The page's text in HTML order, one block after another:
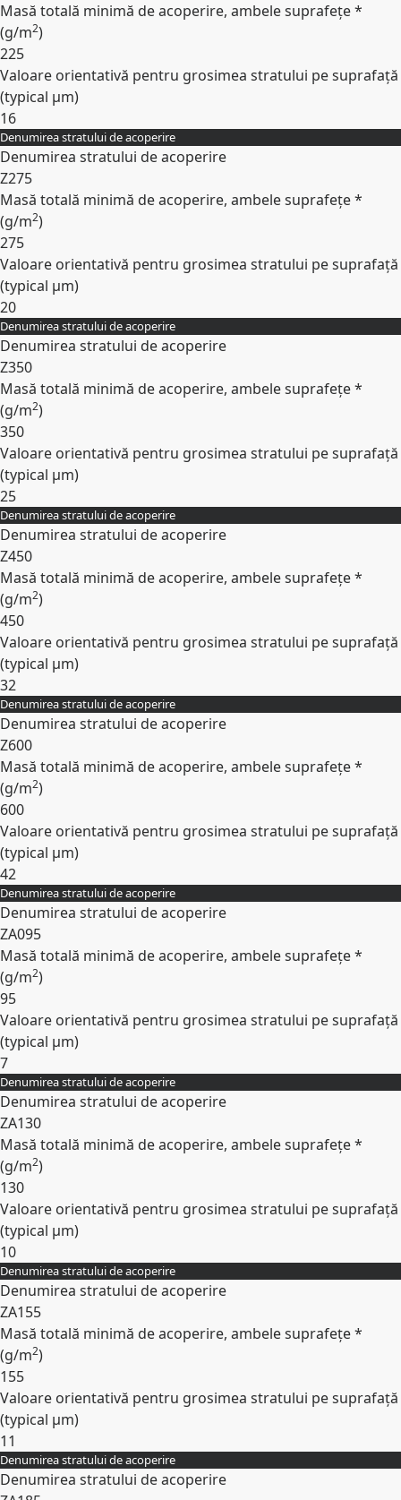
Masă totală minimă de acoperire, ambele suprafețe *
(g/m2)
225
Valoare orientativă pentru grosimea stratului pe suprafață
(typical µm)
16
Expand
Denumirea stratului de acoperire
Denumirea stratului de acoperire
Z275
Masă totală minimă de acoperire, ambele suprafețe *
(g/m2)
275
Valoare orientativă pentru grosimea stratului pe suprafață
(typical µm)
20
Expand
Denumirea stratului de acoperire
Denumirea stratului de acoperire
Z350
Masă totală minimă de acoperire, ambele suprafețe *
(g/m2)
350
Valoare orientativă pentru grosimea stratului pe suprafață
(typical µm)
25
Expand
Denumirea stratului de acoperire
Denumirea stratului de acoperire
Z450
Masă totală minimă de acoperire, ambele suprafețe *
(g/m2)
450
Valoare orientativă pentru grosimea stratului pe suprafață
(typical µm)
32
Expand
Denumirea stratului de acoperire
Denumirea stratului de acoperire
Z600
Masă totală minimă de acoperire, ambele suprafețe *
(g/m2)
600
Valoare orientativă pentru grosimea stratului pe suprafață
(typical µm)
42
Expand
Denumirea stratului de acoperire
Denumirea stratului de acoperire
ZA095
Masă totală minimă de acoperire, ambele suprafețe *
(g/m2)
95
Valoare orientativă pentru grosimea stratului pe suprafață
(typical µm)
7
Expand
Denumirea stratului de acoperire
Denumirea stratului de acoperire
ZA130
Masă totală minimă de acoperire, ambele suprafețe *
(g/m2)
130
Valoare orientativă pentru grosimea stratului pe suprafață
(typical µm)
10
Expand
Denumirea stratului de acoperire
Denumirea stratului de acoperire
ZA155
Masă totală minimă de acoperire, ambele suprafețe *
(g/m2)
155
Valoare orientativă pentru grosimea stratului pe suprafață
(typical µm)
11
Expand
Denumirea stratului de acoperire
Denumirea stratului de acoperire